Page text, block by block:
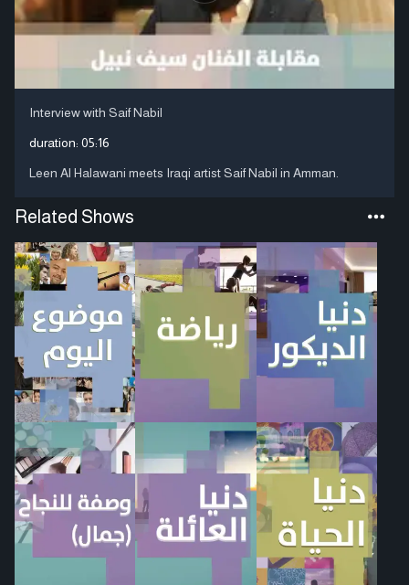
Interview with Saif Nabil
duration: 05:16
Leen Al Halawani meets Iraqi artist Saif Nabil in Amman.
Related Shows